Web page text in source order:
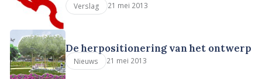
Verslag 21 mei 2013
De herpositionering van het ontwerp
Nieuws 21 mei 2013